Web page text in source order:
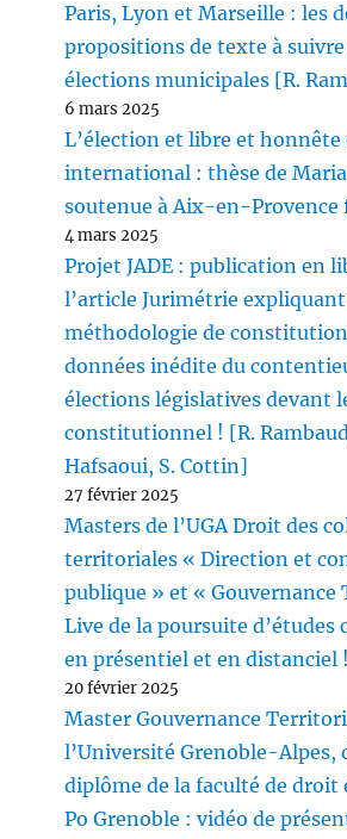
Paris, Lyon et Marseille : les
propositions de texte à suivre
élections municipales [R.
6 mars 2025
L’élection et libre et
international : thèse de
soutenue à Aix-en-Provence
4 mars 2025
Projet JADE : publication en
l’article Jurimétrie
méthodologie de constitution
données inédite du
élections législatives devant
constitutionnel ! [R.
Hafsaoui, S. Cottin]
27 février 2025
Masters de l’UGA Droit des
territoriales « Direction et
publique » et « Gouvernance
Live de la poursuite
en présentiel et en distanciel
20 février 2025
Master Gouvernance
l’Université Grenoble-Alpes,
diplôme de la faculté de droit
Po Grenoble : vidéo de